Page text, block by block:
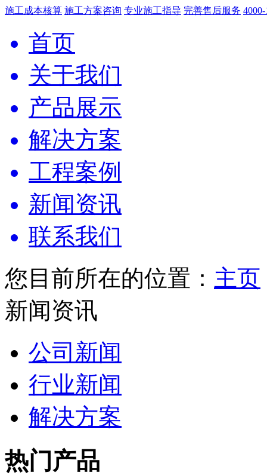
施工成本核算 施工方案咨询 专业施工指导 完善售后服务
首页
关于我们
产品展示
解决方案
工程案例
新闻资讯
联系我们
您目前所在的位置： 主页
新闻资讯
公司新闻
行业新闻
解决方案
热门产品